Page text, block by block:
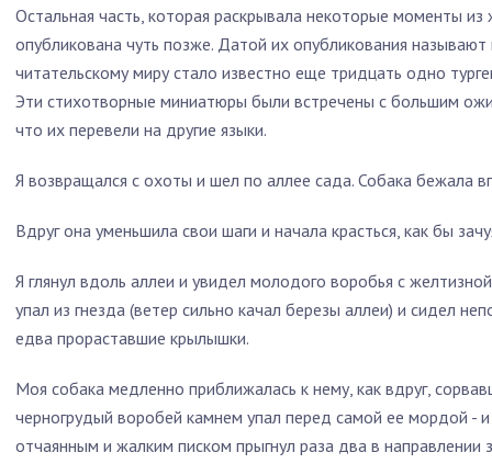
Остальная часть, которая раскрывала некоторые моменты
опубликована чуть позже. Датой их опубликования
читательскому миру стало известно еще тридцать одно
Эти стихотворные миниатюры были встречены с большим
что их перевели на другие языки.
Я возвращался с охоты и шел по аллее сада. Собака бежала
Вдруг она уменьшила свои шаги и начала красться, как бы
Я глянул вдоль аллеи и увидел молодого воробья с
упал из гнезда (ветер сильно качал березы аллеи) и сидел
едва прораставшие крылышки.
Моя собака медленно приближалась к нему, как вдруг,
черногрудый воробей камнем упал перед самой ее мордой -
отчаянным и жалким писком прыгнул раза два в направлении